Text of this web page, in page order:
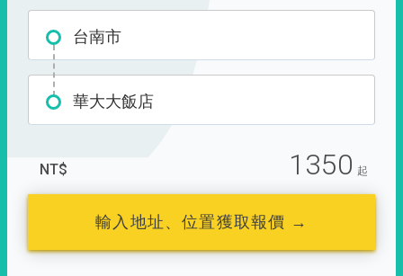
台南市
華大大飯店
NT$ 1350 起
輸入地址、位置獲取報價 →